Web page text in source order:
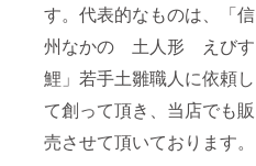
す。代表的なものは、「信
州なかの 土人形 えびす
鯉」若手土雛職人に依頼し
て創って頂き、当店でも販
売させて頂いております。